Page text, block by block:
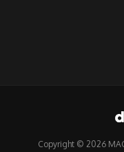
Copyright © 2026